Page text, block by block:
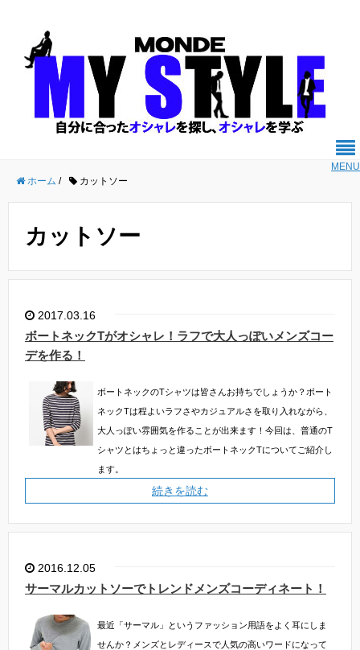
MENU
ホーム / カットソー
カットソー
2017.03.16
ボートネックTがオシャレ！ラフで大人っぽいメンズコー
デを作る！
ボートネックのTシャツは皆さんお持ちでしょうか？ボート
ネックTは程よいラフさやカジュアルさを取り入れながら、
大人っぽい雰囲気を作ることが出来ます！今回は、普通のT
シャツとはちょっと違ったボートネックTについてご紹介し
ます。
続きを読む
2016.12.05
サーマルカットソーでトレンドメンズコーディネート！
最近「サーマル」というファッション用語をよく耳にしま
せんか？メンズとレディースで人気の高いワードになって